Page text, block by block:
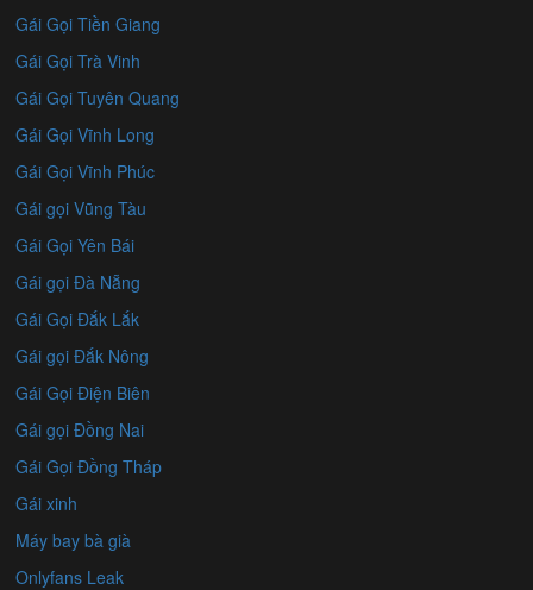
Gái Gọi Tiền Giang
Gái Gọi Trà Vinh
Gái Gọi Tuyên Quang
Gái Gọi Vĩnh Long
Gái Gọi Vĩnh Phúc
Gái gọi Vũng Tàu
Gái Gọi Yên Bái
Gái gọi Đà Nẵng
Gái Gọi Đắk Lắk
Gái gọi Đắk Nông
Gái Gọi Điện Biên
Gái gọi Đồng Nai
Gái Gọi Đồng Tháp
Gái xinh
Máy bay bà già
Onlyfans Leak